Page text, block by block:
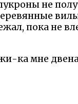
не
пока не
ка мне